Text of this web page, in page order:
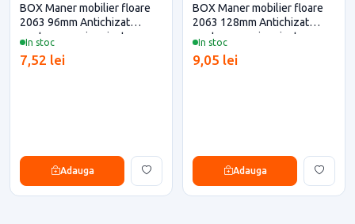
In stoc
BOX Maner mobilier floare
2063 96mm Antichizat
pentru casa si proiecte
7,52 lei
Adauga
In stoc
BOX Maner mobilier floare
2063 128mm Antichizat
pentru casa si proiecte
9,05 lei
Adauga